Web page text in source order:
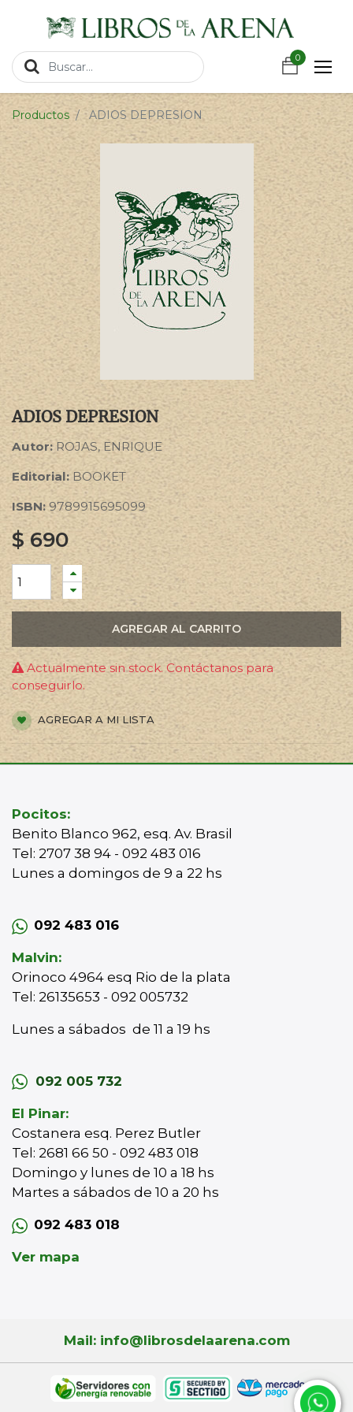
0
0
Productos ADIOS DEPRESION
ADIOS DEPRESION
Autor: ROJAS, ENRIQUE
Editorial: BOOKET
ISBN: 9789915695099
$690
AGREGAR AL CARRITO
Actualmente sin stock. Contáctanos para
conseguirlo.
AGREGAR A MI LISTA
Pocitos:
Benito Blanco 962, esq. Av. Brasil
Tel: 2707 38 94 - 092 483 016
Lunes a domingos de 9 a 22 hs
092 483 016
Malvin:
Orinoco 4964 esq Rio de la plata
Tel: 26135653 - 092 005732
Lunes a sábados de 11 a 19 hs
092 005 732
El Pinar:
Costanera esq. Perez Butler
Tel: 2681 66 50 - 092 483 018
Domingo y lunes de 10 a 18 hs
Martes a sábados de 10 a 20 hs
092 483 018
Ver mapa
Mail: info@librosdelaarena.com